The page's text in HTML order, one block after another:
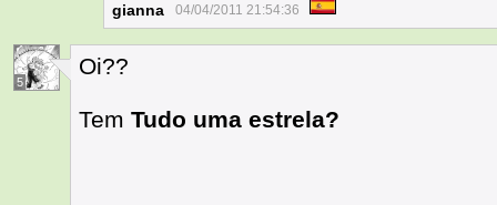
gianna 04/04/2011 21:54:36
5
Oi??
Tem Tudo uma estrela?